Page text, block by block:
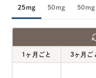
25mg 50mg 50mg
1ヶ月ごと 3ヶ月ご